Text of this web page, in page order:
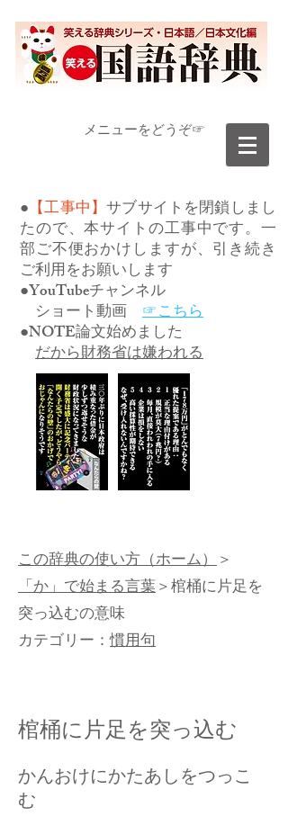
​メニューをどうぞ☞
● 【工事中】サブサイトを閉鎖しまし
たので、本サイトの工事中です。一
部ご不便おかけしますが、引き続き
ご利用をお願いします
●YouTubeチャンネル
ショート動画 ☞こちら
●NOTE論文始めました
だから財務省は嫌われる
この辞典の使い方（ホーム）＞
「か」で始まる言葉＞棺桶に片足を
突っ込むの意味
カテゴリー：慣用句
棺桶に片足を突っ込む
かんおけにかたあしをつっこ
む